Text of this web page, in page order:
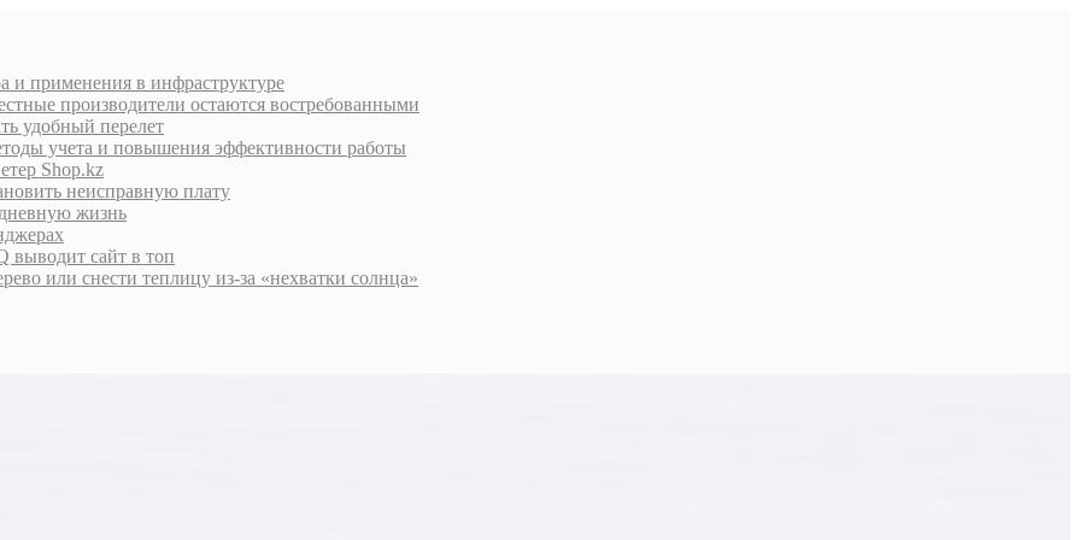
и применения в инфраструктуре
производители остаются востребованными
удобный перелет
учета и повышения эффективности работы
Shop.kz
неисправную плату
жизнь
выводит сайт в топ
или снести теплицу из-за «нехватки солнца»